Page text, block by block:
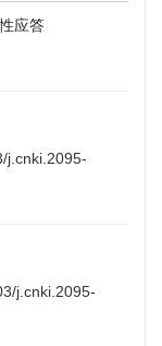
应答
j.cnki.2095-
j.cnki.2095-